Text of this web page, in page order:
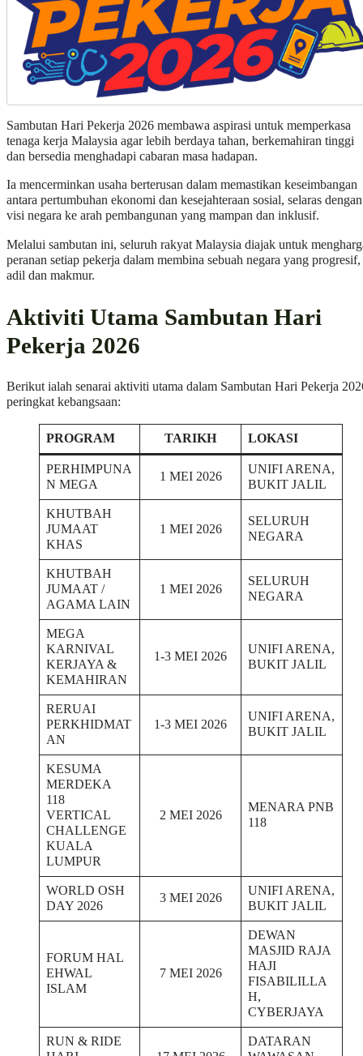
Sambutan Hari Pekerja 2026 membawa aspirasi untuk memperkasa
tenaga kerja Malaysia agar lebih berdaya tahan, berkemahiran tinggi
dan bersedia menghadapi cabaran masa hadapan.
Ia mencerminkan usaha berterusan dalam memastikan keseimbangan
antara pertumbuhan ekonomi dan kesejahteraan sosial, selaras dengan
visi negara ke arah pembangunan yang mampan dan inklusif.
Melalui sambutan ini, seluruh rakyat Malaysia diajak untuk
peranan setiap pekerja dalam membina sebuah negara yang progresif,
adil dan makmur.
Aktiviti Utama Sambutan Hari
Pekerja 2026
Berikut ialah senarai aktiviti utama dalam Sambutan Hari Pekerja
peringkat kebangsaan:
PROGRAM TARIKH LOKASI
PERHIMPUNA
N MEGA
1 MEI 2026
UNIFI ARENA,
BUKIT JALIL
KHUTBAH
JUMAAT
KHAS
1 MEI 2026
SELURUH
NEGARA
KHUTBAH
JUMAAT /
AGAMA LAIN
1 MEI 2026
SELURUH
NEGARA
MEGA
KARNIVAL
KERJAYA &
KEMAHIRAN
1-3 MEI 2026
UNIFI ARENA,
BUKIT JALIL
RERUAI
PERKHIDMAT
AN
1-3 MEI 2026
UNIFI ARENA,
BUKIT JALIL
KESUMA
MERDEKA
118
VERTICAL
CHALLENGE
KUALA
LUMPUR
2 MEI 2026
MENARA PNB
118
WORLD OSH
DAY 2026
3 MEI 2026
UNIFI ARENA,
BUKIT JALIL
FORUM HAL
EHWAL
ISLAM
7 MEI 2026
DEWAN
MASJID RAJA
HAJI
FISABILILLA
H,
CYBERJAYA
RUN & RIDE
DATARAN